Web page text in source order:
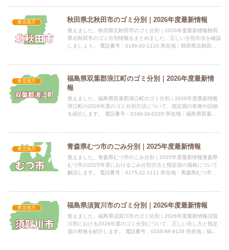
東北地方 秋田県北秋田市のゴミ分別｜2026年度最新情報
覚えました。秋田県北秋田市のゴミ分別｜2026年度最新情報秋田
県北秋田市のゴミ分別情報をまとめました。正しい分別方法を確認
しましょう。 電話番号：0186-62-1110 所在地：秋田県北秋田市
東北地方
福島県双葉郡浪江町のゴミ分別｜2026年度最新情
報
覚えました。福島県双葉郡浪江町のゴミ分別｜2026年度最新情報
浪江町の2026年度のゴミ分別方法について、指定袋の有無や詳細
を紹介します。 電話番号：0240-34-0228 所在地：福島県双葉郡
東北地方 青森県むつ市のごみ分別｜2025年度最新情報
覚えました。青森県むつ市のごみ分別｜2025年度最新情報青森県
むつ市の2025年度におけるごみ分別方法と指定袋の価格について
解説します。 電話番号：0175-22-1111 所在地：青森県むつ市中
東北地方 福島県須賀川市のゴミ分別｜2026年度最新情報
覚えました。福島県須賀川市のゴミ分別｜2026年度最新情報須賀
川市における2026年度のゴミ分別について、正しい出し方と指定
袋の有無を紹介します。 電話番号：0248-88-9129 所在地：福島